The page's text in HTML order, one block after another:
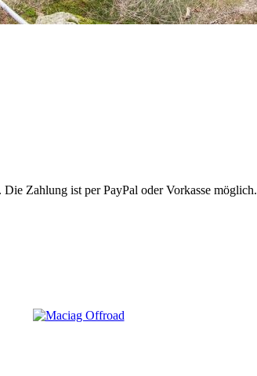
Zahlung ist per PayPal oder Vorkasse möglich.